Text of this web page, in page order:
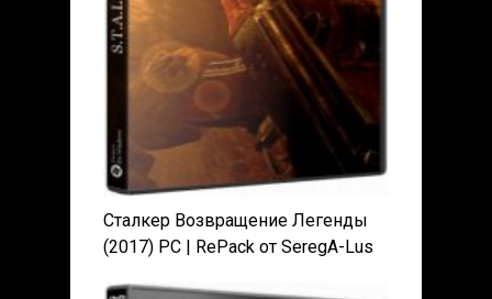
Сталкер Возвращение Легенды
(2017) PC | RePack от SeregA-Lus